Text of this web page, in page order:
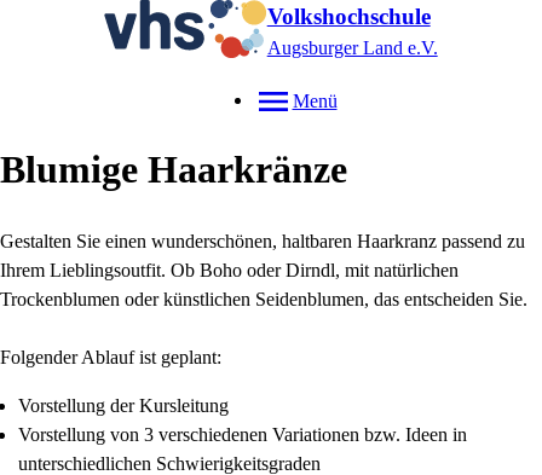
Volkshochschule
Augsburger Land e.V.
Menü
Blumige Haarkränze
Gestalten Sie einen wunderschönen, haltbaren Haarkranz passend zu
Ihrem Lieblingsoutfit. Ob Boho oder Dirndl, mit natürlichen
Trockenblumen oder künstlichen Seidenblumen, das entscheiden Sie.
Folgender Ablauf ist geplant:
Vorstellung der Kursleitung
Vorstellung von 3 verschiedenen Variationen bzw. Ideen in
unterschiedlichen Schwierigkeitsgraden